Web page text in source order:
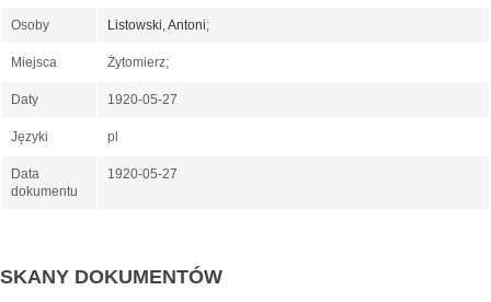
Osoby Listowski, Antoni;
Miejsca Żytomierz;
Daty 1920-05-27
Języki pl
Data
dokumentu
1920-05-27
SKANY DOKUMENTÓW